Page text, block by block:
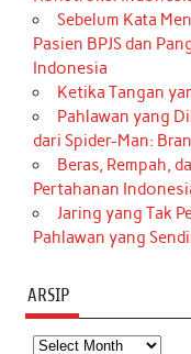
Sebelum Kata
Pasien BPJS dan
Indonesia
Ketika Tangan
Pahlawan yang
dari Spider-Man:
Beras, Rempah,
Pertahanan
Jaring yang Tak
Pahlawan yang
ARSIP
Arsip